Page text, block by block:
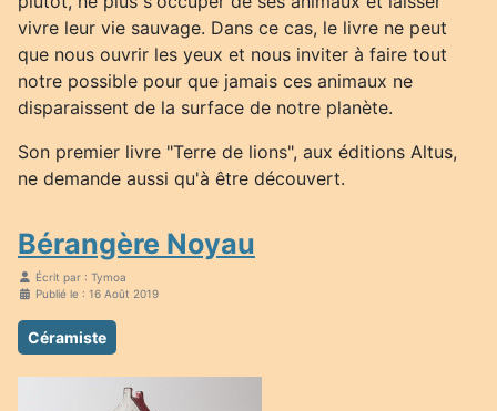
vivre leur vie sauvage. Dans ce cas, le livre ne peut
que nous ouvrir les yeux et nous inviter à faire tout
notre possible pour que jamais ces animaux ne
disparaissent de la surface de notre planète.
Son premier livre "Terre de lions", aux éditions Altus,
ne demande aussi qu'à être découvert.
Bérangère Noyau
Écrit par : Tymoa
Publié le : 16 Août 2019
Céramiste